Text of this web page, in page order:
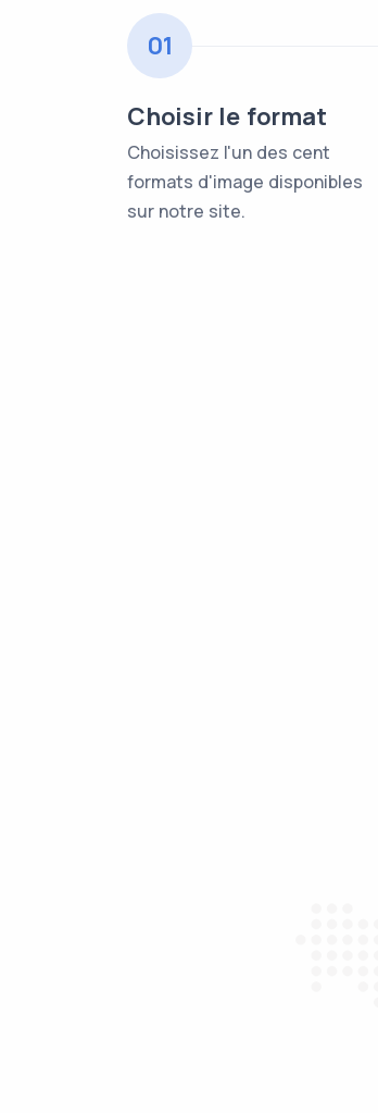
01
Choisir le format
Choisissez l'un des cent
formats d'image disponibles
sur notre site.